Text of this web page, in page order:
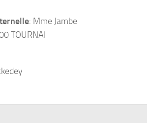
: Mme Jambe
TOURNAI